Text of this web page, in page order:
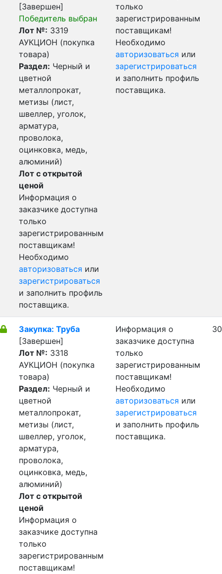
[Завершен]
Победитель выбран
Лот №: 3319
АУКЦИОН (покупка
товара)
Раздел: Черный и
цветной
металлопрокат,
метизы (лист,
швеллер, уголок,
арматура,
проволока,
оцинковка, медь,
алюминий)
Лот с открытой
ценой
Информация о
заказчике доступна
только
зарегистрированным
поставщикам!
Необходимо
авторизоваться или
зарегистрироваться
и заполнить профиль
поставщика.
только
зарегистрированным
поставщикам!
Необходимо
авторизоваться или
зарегистрироваться
и заполнить профиль
поставщика.
Закупка: Труба
[Завершен]
Лот №: 3318
АУКЦИОН (покупка
товара)
Раздел: Черный и
цветной
металлопрокат,
метизы (лист,
швеллер, уголок,
арматура,
проволока,
оцинковка, медь,
алюминий)
Лот с открытой
ценой
Информация о
заказчике доступна
только
зарегистрированным
поставщикам!
Информация о
заказчике доступна
только
зарегистрированным
поставщикам!
Необходимо
авторизоваться или
зарегистрироваться
и заполнить профиль
поставщика.